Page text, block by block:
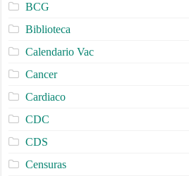
BCG
Biblioteca
Calendario Vac
Cancer
Cardiaco
CDC
CDS
Censuras